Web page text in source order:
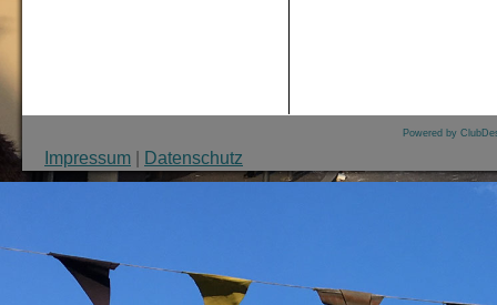
Powered by
Impressum Datenschutz